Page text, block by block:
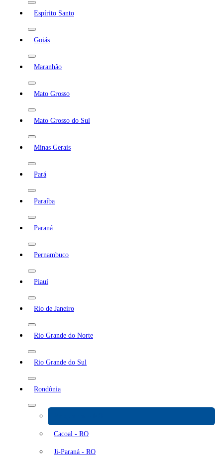
Espírito Santo
Goiás
Maranhão
Mato Grosso
Mato Grosso do Sul
Minas Gerais
Pará
Paraíba
Paraná
Pernambuco
Piauí
Rio de Janeiro
Rio Grande do Norte
Rio Grande do Sul
Rondônia
Cacoal - RO
Ji-Paraná - RO